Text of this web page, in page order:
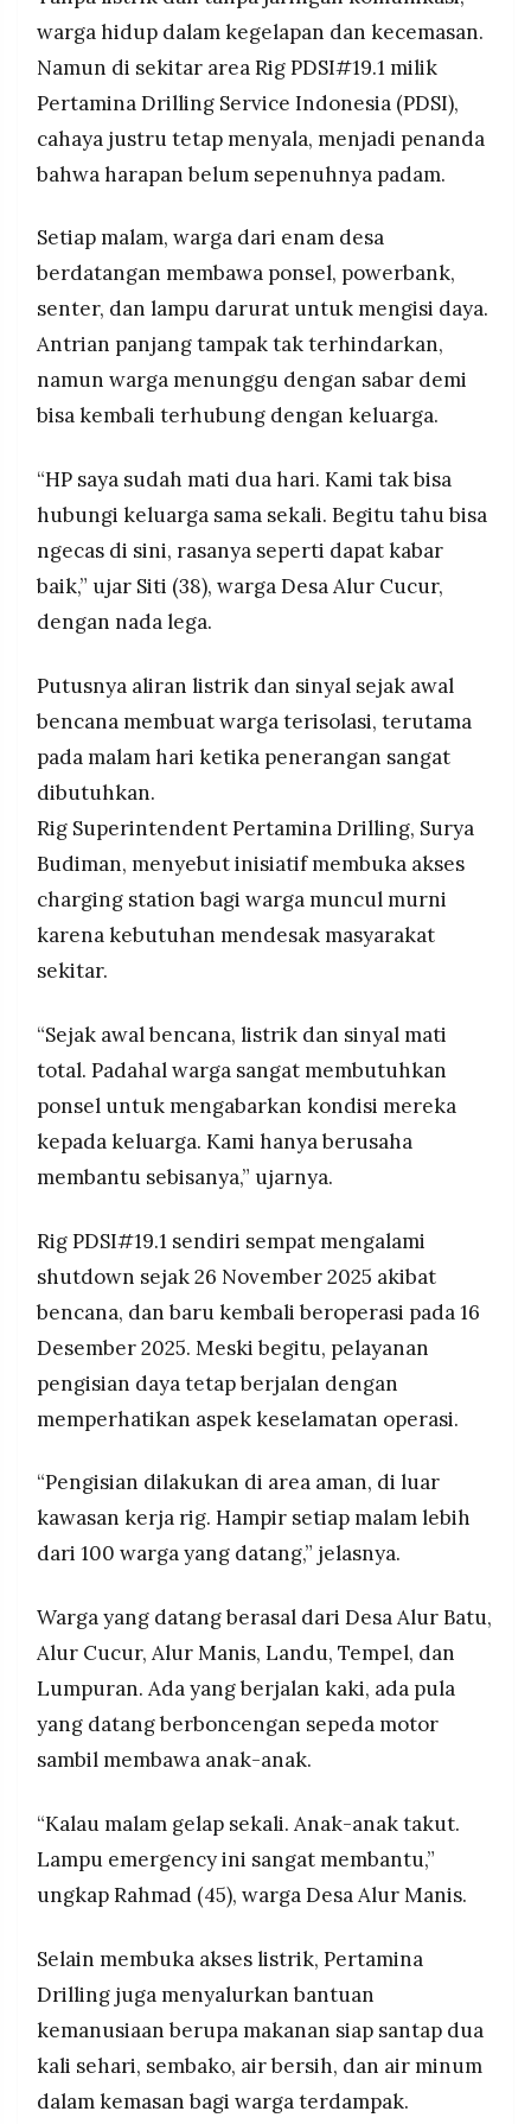
MEDIA
PRAMUDITA
Resolusi.co
2026
RESOLUSI
PRAMUDITA
Selain listrik, Pertamina juga menyalurkan
bantuan kemanusiaan berupa makanan siap
santap, sembako, air bersih, dan air minum bagi
warga terdampak bencana.
warga hidup dalam kegelapan dan kecemasan.
Namun di sekitar area Rig PDSI#19.1 milik
Pertamina Drilling Service Indonesia (PDSI),
cahaya justru tetap menyala, menjadi penanda
bahwa harapan belum sepenuhnya padam.
Setiap malam, warga dari enam desa
berdatangan membawa ponsel, powerbank,
senter, dan lampu darurat untuk mengisi daya.
Antrian panjang tampak tak terhindarkan,
namun warga menunggu dengan sabar demi
bisa kembali terhubung dengan keluarga.
“HP saya sudah mati dua hari. Kami tak bisa
hubungi keluarga sama sekali. Begitu tahu bisa
ngecas di sini, rasanya seperti dapat kabar
baik,” ujar Siti (38), warga Desa Alur Cucur,
dengan nada lega.
Putusnya aliran listrik dan sinyal sejak awal
bencana membuat warga terisolasi, terutama
pada malam hari ketika penerangan sangat
dibutuhkan.
Rig Superintendent Pertamina Drilling, Surya
Budiman, menyebut inisiatif membuka akses
charging station bagi warga muncul murni
karena kebutuhan mendesak masyarakat
sekitar.
“Sejak awal bencana, listrik dan sinyal mati
total. Padahal warga sangat membutuhkan
ponsel untuk mengabarkan kondisi mereka
kepada keluarga. Kami hanya berusaha
membantu sebisanya,” ujarnya.
Rig PDSI#19.1 sendiri sempat mengalami
shutdown sejak 26 November 2025 akibat
bencana, dan baru kembali beroperasi pada 16
Desember 2025. Meski begitu, pelayanan
pengisian daya tetap berjalan dengan
memperhatikan aspek keselamatan operasi.
“Pengisian dilakukan di area aman, di luar
kawasan kerja rig. Hampir setiap malam lebih
dari 100 warga yang datang,” jelasnya.
Warga yang datang berasal dari Desa Alur Batu,
Alur Cucur, Alur Manis, Landu, Tempel, dan
Lumpuran. Ada yang berjalan kaki, ada pula
yang datang berboncengan sepeda motor
sambil membawa anak-anak.
“Kalau malam gelap sekali. Anak-anak takut.
Lampu emergency ini sangat membantu,”
ungkap Rahmad (45), warga Desa Alur Manis.
Selain membuka akses listrik, Pertamina
Drilling juga menyalurkan bantuan
kemanusiaan berupa makanan siap santap dua
kali sehari, sembako, air bersih, dan air minum
dalam kemasan bagi warga terdampak.